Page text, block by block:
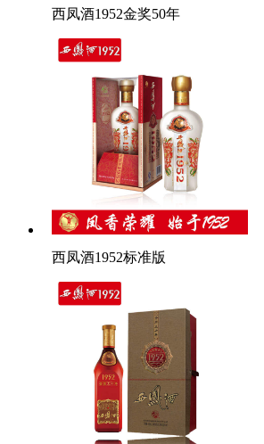
西凤酒1952金奖50年
西凤酒1952标准版